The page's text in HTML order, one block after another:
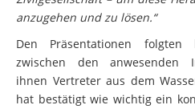
Zivilgesellschaft – um diese
anzugehen und zu lösen.“
Den Präsentationen folgten
zwischen den anwesenden
ihnen Vertreter aus dem